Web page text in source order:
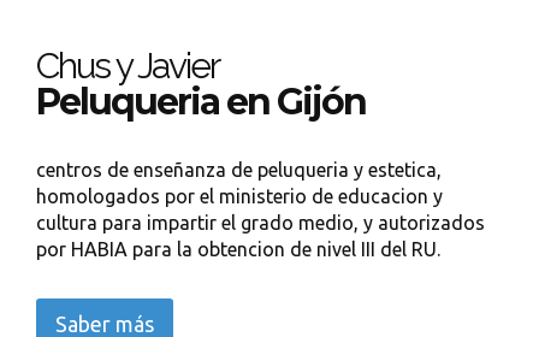
Chus y Javier
Peluqueria en Gijón
centros de enseñanza de peluqueria y estetica,
homologados por el ministerio de educacion y
cultura para impartir el grado medio, y autorizados
por HABIA para la obtencion de nivel III del RU.
Saber más